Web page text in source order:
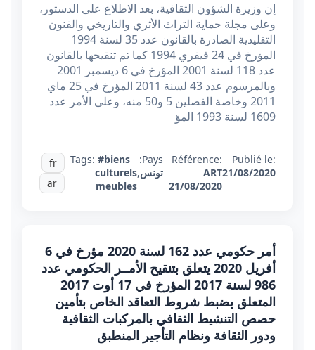
إن وزيرة الشؤون الثقافية، بعد الاطلاع على الدستور،
وعلى مجلة حماية التراث الأثري والتاريخي والفنون
التقليدية الصادرة بالقانون عدد 35 لسنة 1994
المؤرخ في 24 فيفري 1994 كما تم تنقيحها بالقانون
عدد 118 لسنة 2001 المؤرخ في 6 ديسمبر 2001
وبالمرسوم عدد 43 لسنة 2011 المؤرخ في 25 ماي
2011 وخاصة الفصلين 5 و50 منه، وعلى الأمر عدد
1609 لسنة 1993 المؤ
Publié le:
21/08/2020
Référence:
ART
21/08/2020
Pays:
تونس,
Tags: #biens
culturels
meubles
fr
ar
أمر حكومي عدد 162 لسنة 2020 مؤرخ في 6
أفريل 2020 يتعلق بتنقيح الأمــر الحكومي عدد
986 لسنة 2017 المؤرخ في 17 أوت 2017
المتعلق بضبط شروط التعاقد الخاص بتأمين
حصص التنشيط الثقافي بالمركبات الثقافية
ودور الثقافة ونظام التأجير المنطبق